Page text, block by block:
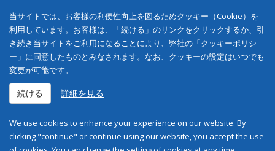
当サイトでは、お客様の利便性向上を図るためクッキー（Cookie）を
利用しています。お客様は、「続ける」のリンクをクリックするか、引
き続き当サイトをご利用になることにより、弊社の「クッキーポリシ
ー」に同意したものとみなされます。なお、クッキーの設定はいつでも
変更が可能です。
続ける 詳細を見る
We use cookies to enhance your experience on our website. By
clicking "continue" or continue using our website, you accept the use